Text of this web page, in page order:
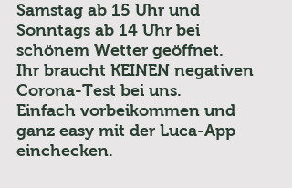
Samstag ab 15 Uhr und
Sonntags ab 14 Uhr bei
schönem Wetter geöffnet.
Ihr braucht KEINEN negativen
Corona-Test bei uns.
Einfach vorbeikommen und
ganz easy mit der Luca-App
einchecken.